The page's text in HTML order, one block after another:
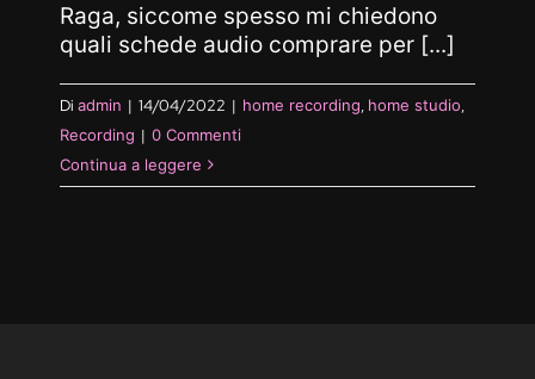
Raga, siccome spesso mi chiedono
quali schede audio comprare per [...]
Di admin | 14/04/2022 | home recording, home studio,
Recording | 0 Commenti
Continua a leggere